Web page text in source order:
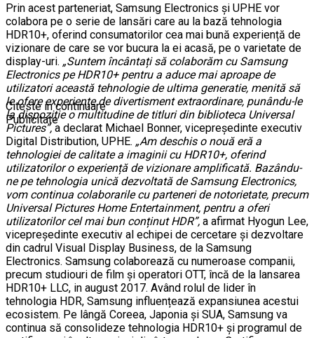
Prin acest parteneriat, Samsung Electronics și UPHE vor
colabora pe o serie de lansări care au la bază tehnologia
HDR10+, oferind consumatorilor cea mai bună experiență de
vizionare de care se vor bucura la ei acasă, pe o varietate de
display-uri. „Suntem încântați să colaborăm cu Samsung
Electronics pe HDR10+ pentru a aduce mai aproape de
utilizatori această tehnologie de ultima generatie, menită să
le ofere experiențe de divertisment extraordinare, punându-le
la dispoziție o multitudine de titluri din biblioteca Universal
Pictures”,a declarat Michael Bonner, vicepreședinte executiv
Digital Distribution, UPHE. „Am deschis o nouă eră a
tehnologiei de calitate a imaginii cu HDR10+, oferind
utilizatorilor o experiență de vizionare amplificată. Bazându-
ne pe tehnologia unică dezvoltată de Samsung Electronics,
vom continua colaborarile cu parteneri de notorietate, precum
Universal Pictures Home Entertainment, pentru a oferi
utilizatorilor cel mai bun conținut HDR”, a afirmat Hyogun Lee,
vicepreședinte executiv al echipei de cercetare și dezvoltare
din cadrul Visual Display Business, de la Samsung
Electronics. Samsung colaborează cu numeroase companii,
precum studiouri de film și operatori OTT, încă de la lansarea
HDR10+ LLC, in august 2017. Având rolul de lider în
tehnologia HDR, Samsung influențează expansiunea acestui
ecosistem. Pe lângă Coreea, Japonia și SUA, Samsung va
continua să consolideze tehnologia HDR10+ și programul de
Citeste in continuare
Publicitate